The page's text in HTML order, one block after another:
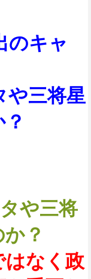
のキャ
や三将星
や三将
？
はなく政